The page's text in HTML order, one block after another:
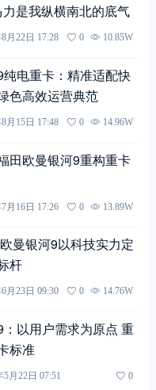
是我纵横南北的底气
月22日 17:28 0 10.85W
电重卡：精准适配快
色高效运营典范
月15日 17:48 0 14.96W
田欧曼银河9重构重卡
月16日 17:26 0 13.89W
曼银河9以科技实力定
杆
月23日 09:30 0 14.76W
以用户需求为原点 重
标准
5月22日 07:51
0